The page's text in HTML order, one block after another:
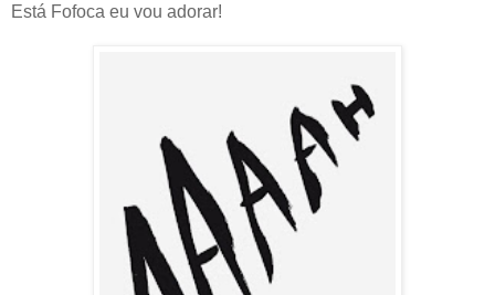
Está Fofoca eu vou adorar!